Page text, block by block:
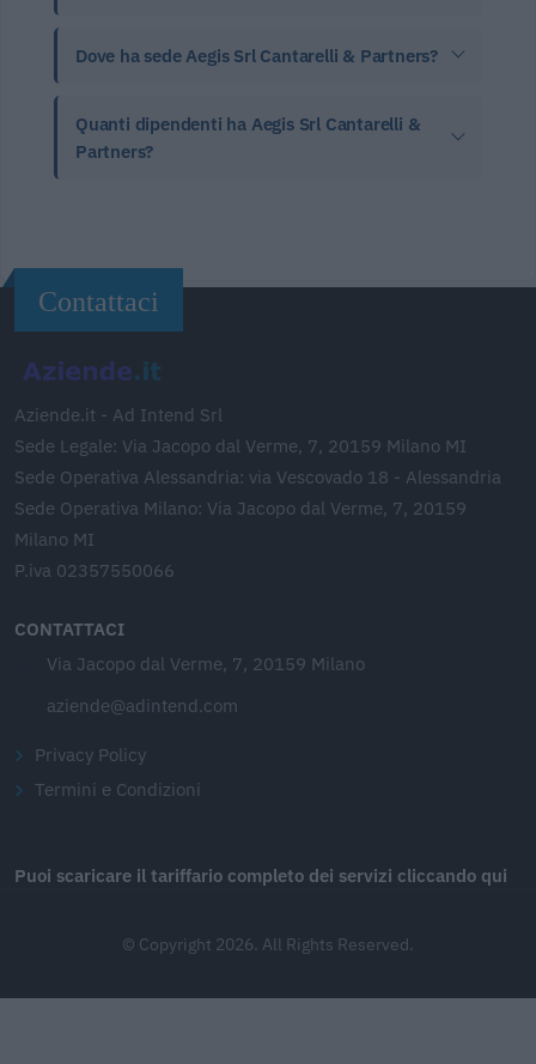
Dove ha sede Aegis Srl Cantarelli & Partners?
Quanti dipendenti ha Aegis Srl Cantarelli &
Partners?
Contattaci
Aziende.it - Ad Intend Srl
Sede Legale: Via Jacopo dal Verme, 7, 20159 Milano MI
Sede Operativa Alessandria: via Vescovado 18 - Alessandria
Sede Operativa Milano: Via Jacopo dal Verme, 7, 20159
Milano MI
P.iva 02357550066
CONTATTACI
Via Jacopo dal Verme, 7, 20159 Milano
aziende@adintend.com
Privacy Policy
Termini e Condizioni
Puoi scaricare il tariffario completo dei servizi cliccando qui
© Copyright 2026. All Rights Reserved.